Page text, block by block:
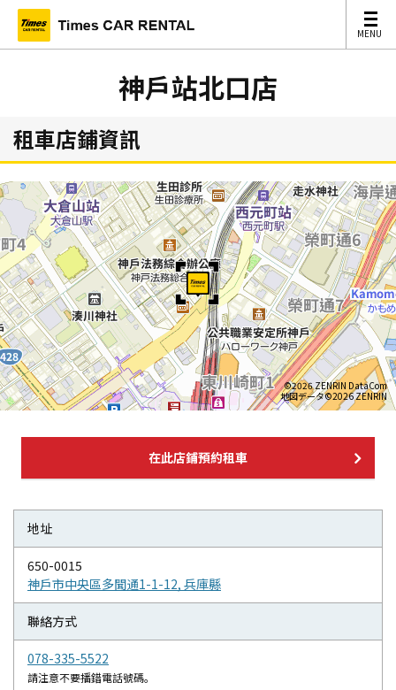
MENU
MENU
神戶站北口店
租車店鋪資訊
©2026 ZENRIN DataCom
地図データ©2026 ZENRIN
在此店鋪預約租車
地址
650-0015
神戶市中央區多聞通1-1-12, 兵庫縣
聯絡方式
078-335-5522
請注意不要播錯電話號碼。